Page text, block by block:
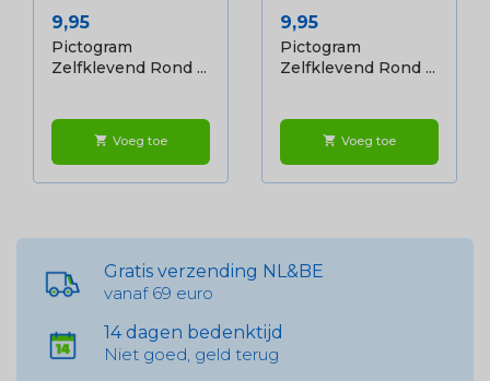
Prijs
9,95
Pictogram
Zelfklevend Rond ...
shopping_cart Voeg toe
Prijs
9,95
Pictogram
Zelfklevend Rond ...
shopping_cart Voeg toe
Gratis verzending NL&BE
vanaf 69 euro
14 dagen bedenktijd
Niet goed, geld terug